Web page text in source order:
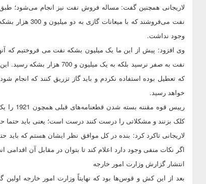
نفت می‌فروشند
وجود نداشت.
نفت به صفر نرسید بلکه به
که تعطیل بوده استفاده نکردم و باید گاز تزریق کنند که انجام
خواهد رسید.
رییس
کلک بزنند و مشکلاتی را درست کنند درست است؛ یعنی باید حتما
لاریجانی تاکرد کرد:‌ بنده در کل موافق نظر ایشان هستم که
اگر نکات منفی وجود دارد اعلام کند تا بتوان در مقابل آن اقدامی
انتشار گزارش وزارت امور خارجه
بعد از این کش و قوس‌ها بود که نهایتاً وزارت امور خارجه